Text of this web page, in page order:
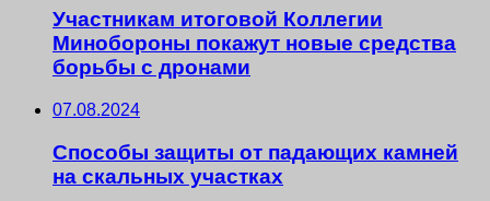
Участникам итоговой Коллегии
Минобороны покажут новые средства
борьбы с дронами
07.08.2024
Способы защиты от падающих камней
на скальных участках